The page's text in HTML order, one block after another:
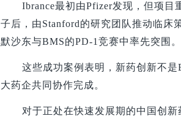
Ibrance最初由Pfizer发现，但项目
子后，由Stanford的研究团队推动临床
默沙东与BMS的PD-1竞赛中率先突围。
这些成功案例表明，新药创新不
大药企共同协作完成。
对于正处在快速发展期的中国创